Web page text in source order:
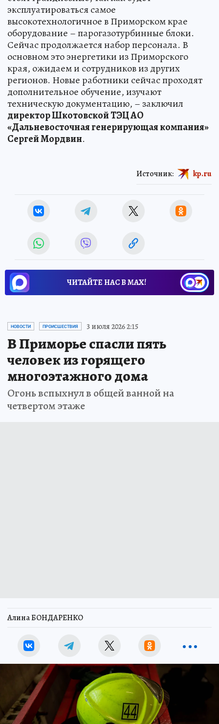
эксплуатироваться самое
высокотехнологичное в Приморском крае
оборудование – парогазотурбинные блоки.
Сейчас продолжается набор персонала. В
основном это энергетики из Приморского
края, ожидаем и сотрудников из других
регионов. Новые работники сейчас проходят
дополнительное обучение, изучают
техническую документацию, – заключил
директор Шкотовской ТЭЦ АО
«Дальневосточная генерирующая компания»
Сергей Мордвин.
Источник: kp.ru
ЧИТАЙТЕ НАС В МАХ!
НОВОСТИ ПРОИСШЕСТВИЯ 3 июля 2026 2:15
В Приморье спасли пять
человек из горящего
многоэтажного дома
Огонь вспыхнул в общей ванной на
четвертом этаже
Алина БОНДАРЕНКО